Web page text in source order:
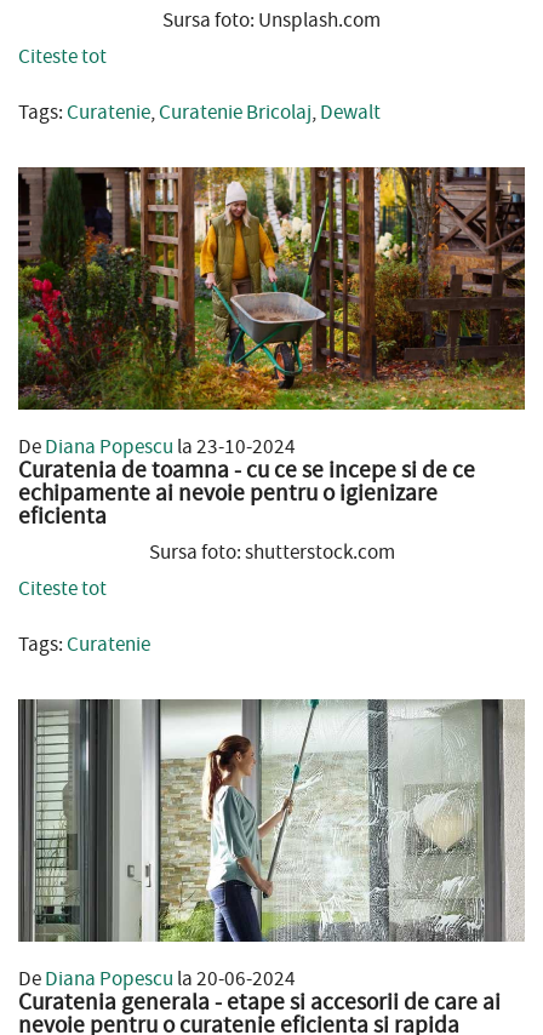
Sursa foto: Unsplash.com
Citeste tot
Tags: Curatenie,Curatenie Bricolaj,Dewalt
DeDiana Popescu la 23-10-2024
Curatenia de toamna - cu ce se incepe si de ce
echipamente ai nevoie pentru o igienizare
eficienta
Sursa foto: shutterstock.com
Citeste tot
Tags: Curatenie
DeDiana Popescu la 20-06-2024
Curatenia generala - etape si accesorii de care ai
nevoie pentru o curatenie eficienta si rapida